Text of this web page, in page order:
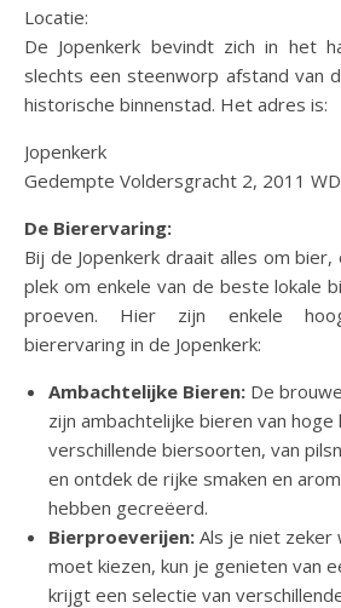
Locatie:
De Jopenkerk bevindt zich in het
slechts een steenworp afstand van
historische binnenstad. Het adres is:
Jopenkerk
Gedempte Voldersgracht 2, 2011
De Bierervaring:
Bij de Jopenkerk draait alles om
plek om enkele van de beste lokale
proeven. Hier zijn enkele
bierervaring in de Jopenkerk:
Ambachtelijke Bieren: De
zijn ambachtelijke bieren van
verschillende biersoorten, van
en ontdek de rijke smaken en
hebben gecreëerd.
Bierproeverijen: Als je niet zeker
moet kiezen, kun je genieten van
krijgt een selectie van